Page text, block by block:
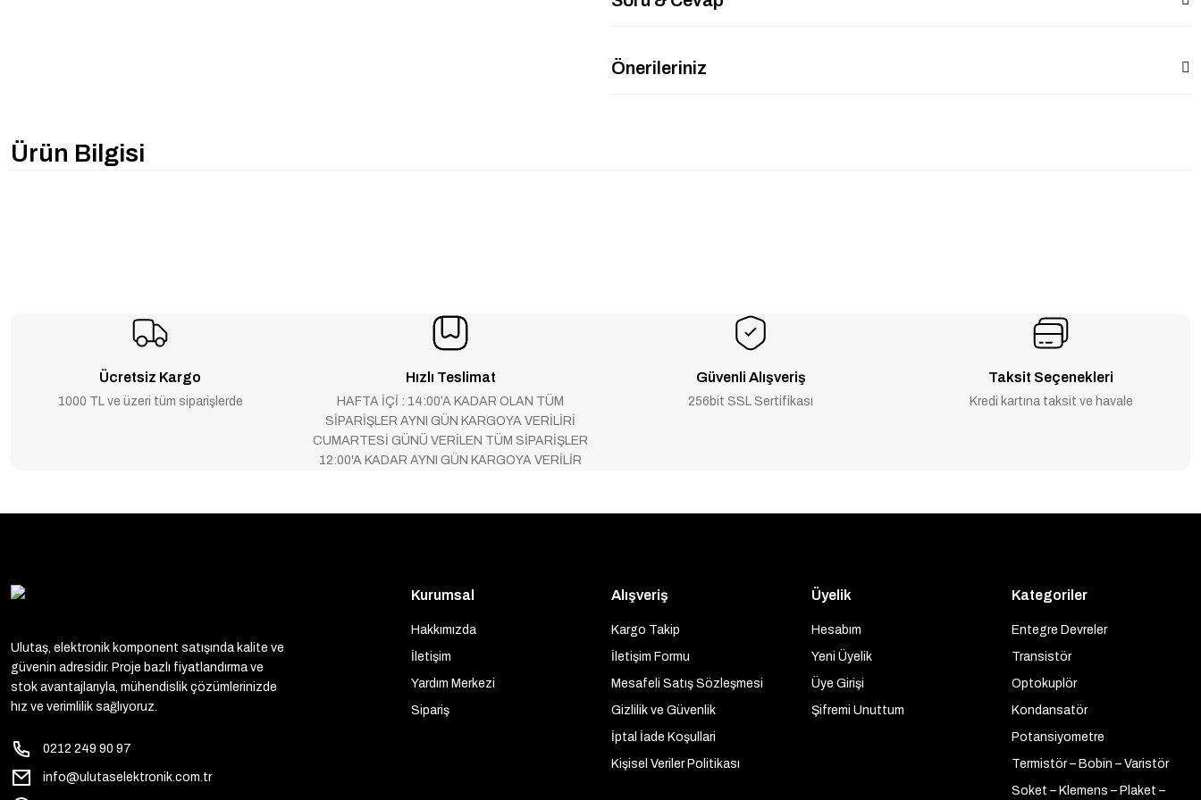
Önerileriniz
Ürün Bilgisi
Ücretsiz Kargo
1000 TL ve üzeri tüm siparişlerde
Hızlı Teslimat
HAFTA İÇİ : 14:00’A KADAR OLAN TÜM
SİPARİŞLER AYNI GÜN KARGOYA VERİLİRİ
CUMARTESİ GÜNÜ VERİLEN TÜM SİPARİŞLER
12:00'A KADAR AYNI GÜN KARGOYA VERİLİR
Güvenli Alışveriş
256bit SSL Sertifikası
Taksit Seçenekleri
Kredi kartına taksit ve havale
Ulutaş, elektronik komponent satışında kalite ve
güvenin adresidir. Proje bazlı fiyatlandırma ve
stok avantajlarıyla, mühendislik çözümlerinizde
hız ve verimlilik sağlıyoruz.
0212 249 90 97
info@ulutaselektronik.com.tr
Kurumsal
Hakkımızda
İletişim
Yardım Merkezi
Sipariş
Alışveriş
Kargo Takip
İletişim Formu
Mesafeli Satış Sözleşmesi
Gizlilik ve Güvenlik
İptal İade Koşullari
Kişisel Veriler Politikası
Üyelik
Hesabım
Yeni Üyelik
Üye Girişi
Şifremi Unuttum
Kategoriler
Entegre Devreler
Transistör
Optokuplör
Kondansatör
Potansiyometre
Termistör – Bobin – Varistör
Soket – Klemens – Plaket –